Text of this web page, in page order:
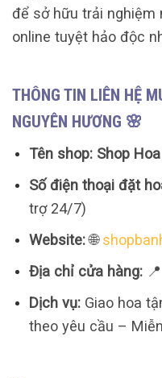
để sở hữu trải nghiệm
online tuyệt hảo độc
THÔNG TIN LIÊN HỆ
NGUYÊN HƯƠNG 🌸
Tên shop: Shop
Số điện thoại đặt
trợ 24/7)
Website:🌐
Địa chỉ cửa hàng:📍
Dịch vụ:Giao hoa
theo yêu cầu –